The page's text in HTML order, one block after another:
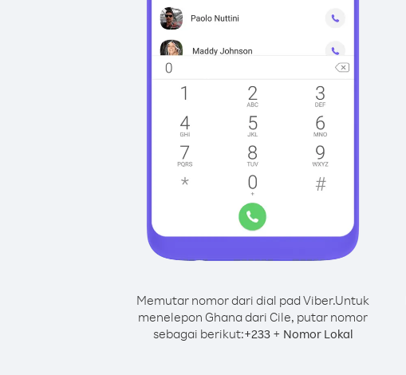
Memutar nomor dari dial pad Viber.Untuk
menelepon Ghana dari Cile, putar nomor
sebagai berikut:+233+ Nomor Lokal